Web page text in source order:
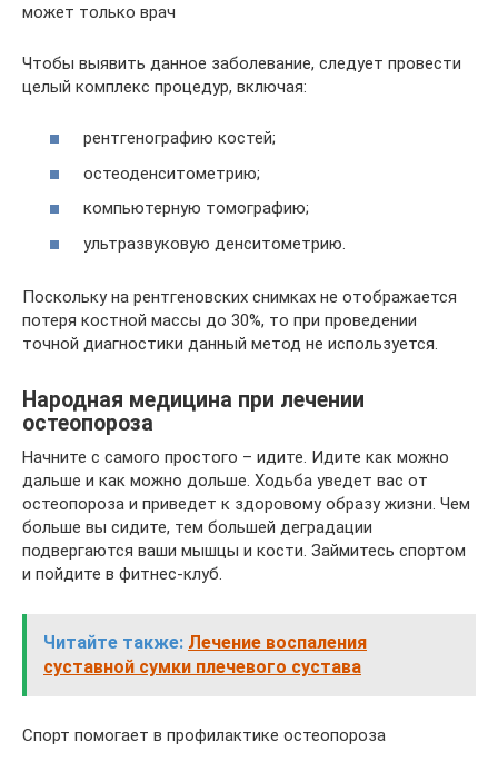
может только врач
Чтобы выявить данное заболевание, следует провести
целый комплекс процедур, включая:
рентгенографию костей;
остеоденситометрию;
компьютерную томографию;
ультразвуковую денситометрию.
Поскольку на рентгеновских снимках не отображается
потеря костной массы до 30%, то при проведении
точной диагностики данный метод не используется.
Народная медицина при лечении
остеопороза
Начните с самого простого – идите. Идите как можно
дальше и как можно дольше. Ходьба уведет вас от
остеопороза и приведет к здоровому образу жизни. Чем
больше вы сидите, тем большей деградации
подвергаются ваши мышцы и кости. Займитесь спортом
и пойдите в фитнес-клуб.
Читайте также: Лечение воспаления
суставной сумки плечевого сустава
Спорт помогает в профилактике остеопороза